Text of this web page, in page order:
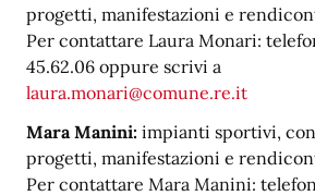
progetti, manifestazioni e
Per contattare Laura Monari:
45.62.06 oppure scrivi a
laura.monari@comune.re.it
Mara Manini: impianti sportivi,
progetti, manifestazioni e
Per contattare Mara Manini: